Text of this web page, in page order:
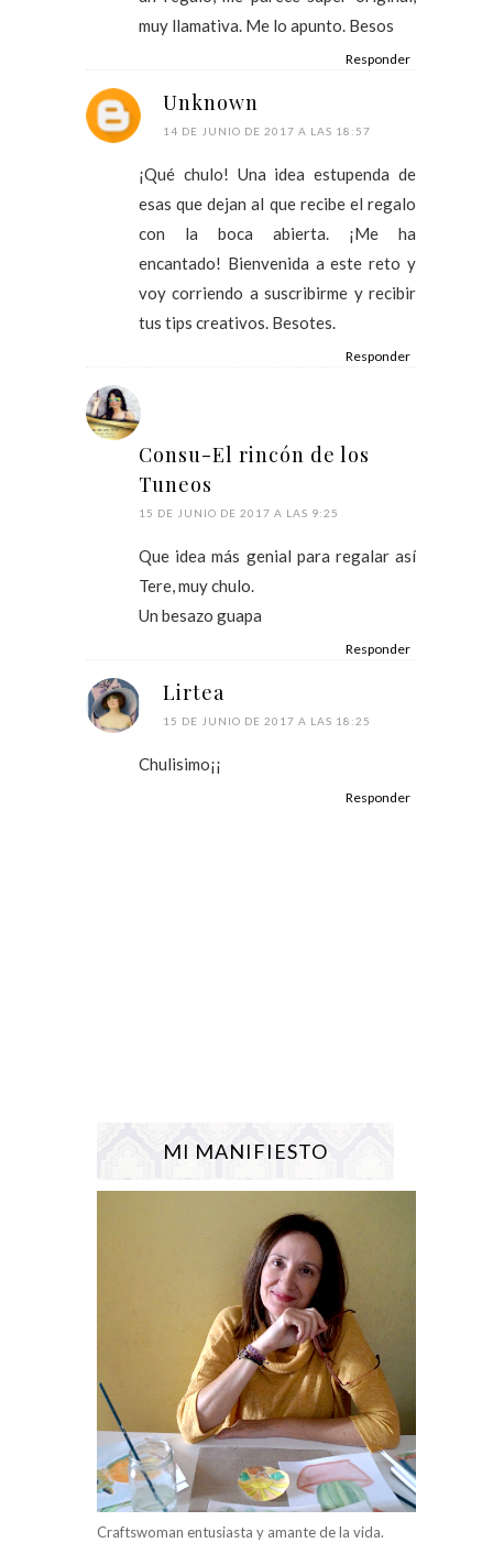
muy llamativa. Me lo apunto. Besos
Responder
Unknown
14 DE JUNIO DE 2017 A LAS 18:57
¡Qué chulo! Una idea estupenda de
esas que dejan al que recibe el regalo
con la boca abierta. ¡Me ha
encantado! Bienvenida a este reto y
voy corriendo a suscribirme y recibir
tus tips creativos. Besotes.
Responder
Consu-El rincón de los
Tuneos
15 DE JUNIO DE 2017 A LAS 9:25
Que idea más genial para regalar así
Tere, muy chulo.
Un besazo guapa
Responder
Lirtea
15 DE JUNIO DE 2017 A LAS 18:25
Chulisimo¡¡
Responder
MI MANIFIESTO
Craftswoman entusiasta y amante de la vida.